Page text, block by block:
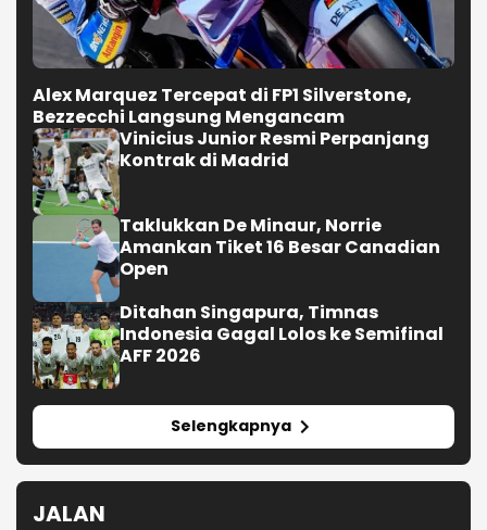
Alex Marquez Tercepat di FP1 Silverstone,
Bezzecchi Langsung Mengancam
Vinicius Junior Resmi Perpanjang
Kontrak di Madrid
Taklukkan De Minaur, Norrie
Amankan Tiket 16 Besar Canadian
Open
Ditahan Singapura, Timnas
Indonesia Gagal Lolos ke Semifinal
AFF 2026
Selengkapnya
JALAN